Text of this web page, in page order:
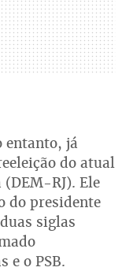
entanto, já
do atual
RJ). Ele
do presidente
siglas
e o PSB.